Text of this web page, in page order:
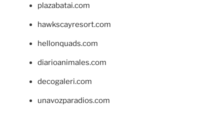
plazabatai.com
hawkscayresort.com
hellonquads.com
diarioanimales.com
decogaleri.com
unavozparadios.com